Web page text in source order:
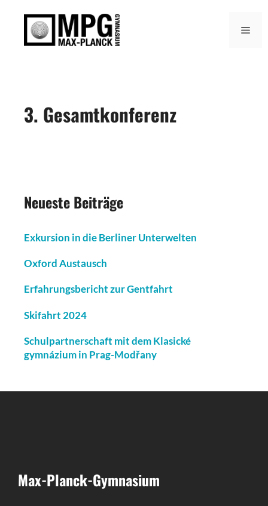
springen
3. Gesamtkonferenz
Neueste Beiträge
Exkursion in die Berliner Unterwelten
Oxford Austausch
Erfahrungsbericht zur Gentfahrt
Skifahrt 2024
Schulpartnerschaft mit dem Klasické
gymnázium in Prag-Modřany
Max-Planck-Gymnasium